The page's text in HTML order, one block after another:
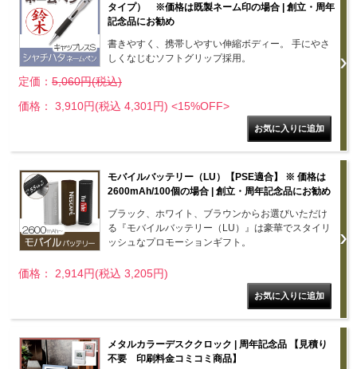
タイプ） ※価格は既製ネーム印の場合 | 創立・周年
記念品にお勧め
書きやすく、携帯しやすい伸縮ボディー。 手にやさ
しくなじむソフトグリップ採用。
定価： 5,060円(税込)
価格： 3,910円(税込 4,301円) <15%OFF>
モバイルバッテリー（LU）【PSE適合】 ※ 価格は
2600mAh/100個の場合 | 創立・周年記念品にお勧め
ブラック、ホワイト、ブラウンからお選びいただけ
る『モバイルバッテリー（LU）』は豪華でスタイリ
ッシュなプロモーションギフト。
価格： 2,914円(税込 3,205円)
メタルカラーデスククロック | 周年記念品 【見積り
不要 印刷料金コミコミ商品】